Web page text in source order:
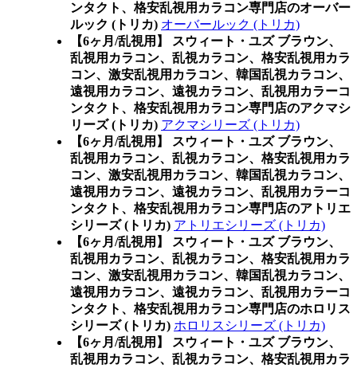
ンタクト、格安乱視用カラコン専門店のオーバー
ルック (トリカ) オーバールック (トリカ)
【6ヶ月/乱視用】 スウィート・ユズ ブラウン、
乱視用カラコン、乱視カラコン、格安乱視用カラ
コン、激安乱視用カラコン、韓国乱視カラコン、
遠視用カラコン、遠視カラコン、乱視用カラーコ
ンタクト、格安乱視用カラコン専門店のアクマシ
リーズ (トリカ) アクマシリーズ (トリカ)
【6ヶ月/乱視用】 スウィート・ユズ ブラウン、
乱視用カラコン、乱視カラコン、格安乱視用カラ
コン、激安乱視用カラコン、韓国乱視カラコン、
遠視用カラコン、遠視カラコン、乱視用カラーコ
ンタクト、格安乱視用カラコン専門店のアトリエ
シリーズ (トリカ) アトリエシリーズ (トリカ)
【6ヶ月/乱視用】 スウィート・ユズ ブラウン、
乱視用カラコン、乱視カラコン、格安乱視用カラ
コン、激安乱視用カラコン、韓国乱視カラコン、
遠視用カラコン、遠視カラコン、乱視用カラーコ
ンタクト、格安乱視用カラコン専門店のホロリス
シリーズ (トリカ) ホロリスシリーズ (トリカ)
【6ヶ月/乱視用】 スウィート・ユズ ブラウン、
乱視用カラコン、乱視カラコン、格安乱視用カラ